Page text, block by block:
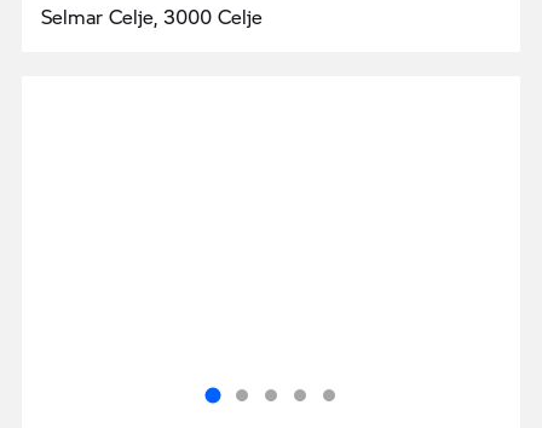
Selmar Celje, 3000 Celje